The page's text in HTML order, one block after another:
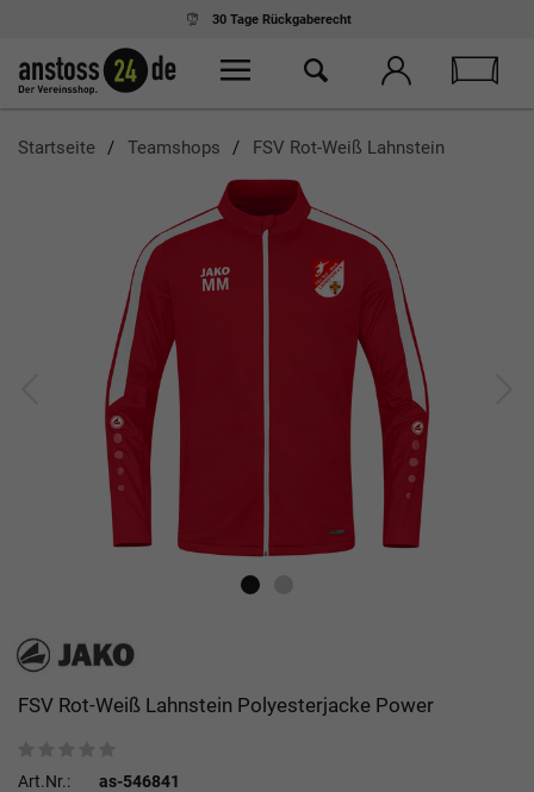
30 Tage Rückgaberecht
Startseite Teamshops FSV Rot-Weiß Lahnstein
FSV Rot-Weiß Lahnstein Polyesterjacke Power
Art.Nr.:
as-546841